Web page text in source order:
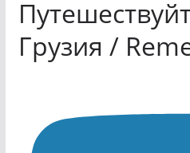
Грузия /